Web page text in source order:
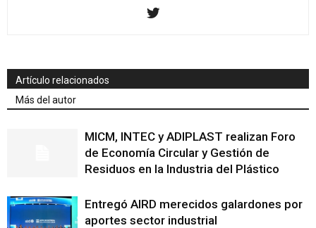
Artículo relacionados
Más del autor
MICM, INTEC y ADIPLAST realizan Foro
de Economía Circular y Gestión de
Residuos en la Industria del Plástico
Entregó AIRD merecidos galardones por
aportes sector industrial